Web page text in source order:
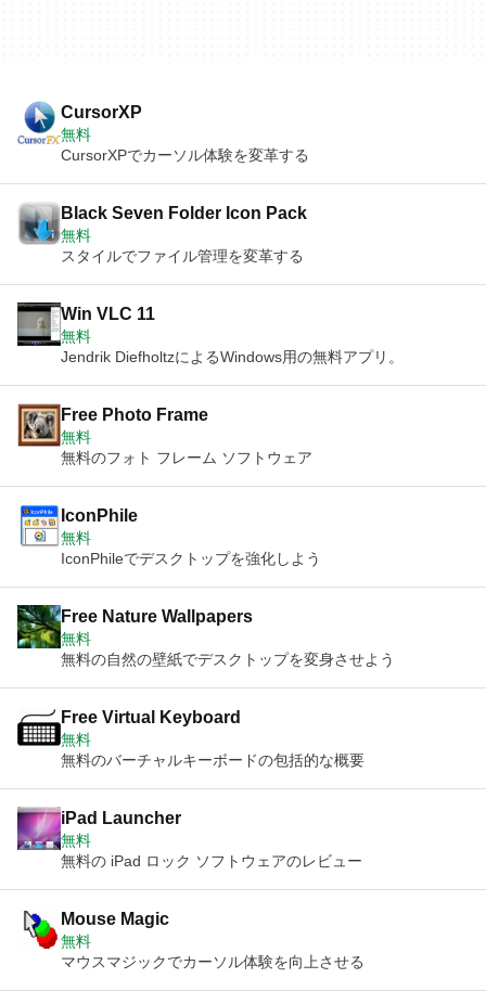
CursorXP
無料
CursorXPでカーソル体験を変革する
Black Seven Folder Icon Pack
無料
スタイルでファイル管理を変革する
Win VLC 11
無料
Jendrik DiefholtzによるWindows用の無料アプリ。
Free Photo Frame
無料
無料のフォト フレーム ソフトウェア
IconPhile
無料
IconPhileでデスクトップを強化しよう
Free Nature Wallpapers
無料
無料の自然の壁紙でデスクトップを変身させよう
Free Virtual Keyboard
無料
無料のバーチャルキーボードの包括的な概要
iPad Launcher
無料
無料の iPad ロック ソフトウェアのレビュー
Mouse Magic
無料
マウスマジックでカーソル体験を向上させる